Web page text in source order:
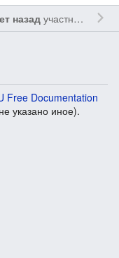
назадучастником
Free Documentation
указано иное).